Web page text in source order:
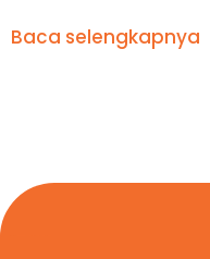
Baca selengkapnya